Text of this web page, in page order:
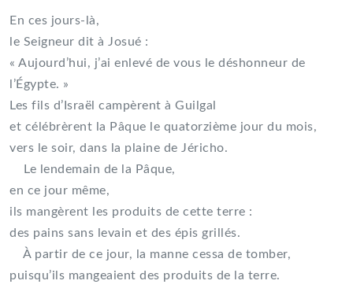
En ces jours-là,
le Seigneur dit à Josué :
« Aujourd’hui, j’ai enlevé de vous le déshonneur de
l’Égypte. »
Les fils d’Israël campèrent à Guilgal
et célébrèrent la Pâque le quatorzième jour du mois,
vers le soir, dans la plaine de Jéricho.
Le lendemain de la Pâque,
en ce jour même,
ils mangèrent les produits de cette terre :
des pains sans levain et des épis grillés.
À partir de ce jour, la manne cessa de tomber,
puisqu’ils mangeaient des produits de la terre.